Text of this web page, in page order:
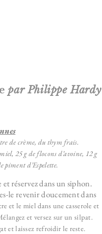
par Philippe Hardy
de crème, du thym frais.
25 g de flocons d’avoine, 12 g
piment d’Espelette.
réservez dans un siphon.
le revenir doucement dans
et le miel dans une casserole et
et versez sur un silpat.
et laissez refroidir le reste.